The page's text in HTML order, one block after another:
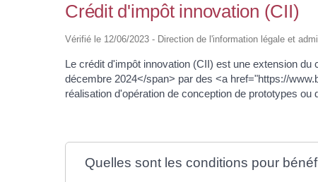
Crédit d'impôt innovation (CII)
Vérifié le 12/06/2023 - Direction de l'information légale et
Le crédit d'impôt innovation (CII) est une extension
décembre 2024</span> par des <a href="https://
réalisation d'opération de conception de prototypes ou
Quelles sont les conditions pour